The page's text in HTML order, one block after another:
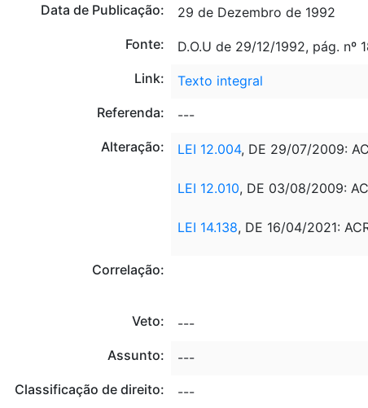
Data de Publicação:
29 de Dezembro de 1992
Fonte:
D.O.U de 29/12/1992, pág. nº
Link:
Texto integral
Referenda:
---
Alteração:
LEI 12.004, DE 29/07/2009:
LEI 12.010, DE 03/08/2009:
LEI 14.138, DE 16/04/2021:
Correlação:
Veto:
---
Assunto:
---
Classificação de direito:
---